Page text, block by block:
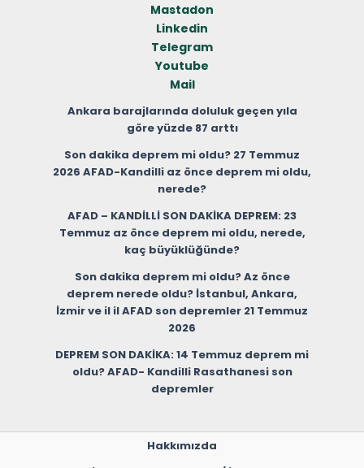
Mastadon
Linkedin
Telegram
Youtube
Mail
Ankara barajlarında doluluk geçen yıla
göre yüzde 87 arttı
Son dakika deprem mi oldu? 27 Temmuz
2026 AFAD-Kandilli az önce deprem mi oldu,
nerede?
AFAD – KANDİLLİ SON DAKİKA DEPREM: 23
Temmuz az önce deprem mi oldu, nerede,
kaç büyüklüğünde?
Son dakika deprem mi oldu? Az önce
deprem nerede oldu? İstanbul, Ankara,
İzmir ve il il AFAD son depremler 21 Temmuz
2026
DEPREM SON DAKİKA: 14 Temmuz deprem mi
oldu? AFAD- Kandilli Rasathanesi son
depremler
Hakkımızda